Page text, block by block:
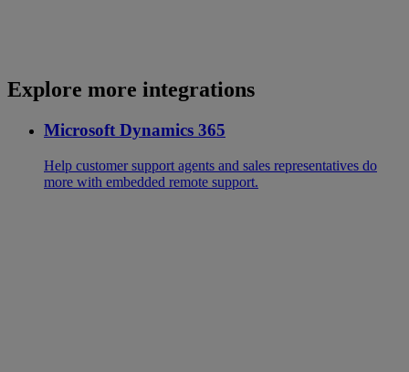
Explore more integrations
Microsoft Dynamics 365
Help customer support agents and sales representatives do
more with embedded remote support.